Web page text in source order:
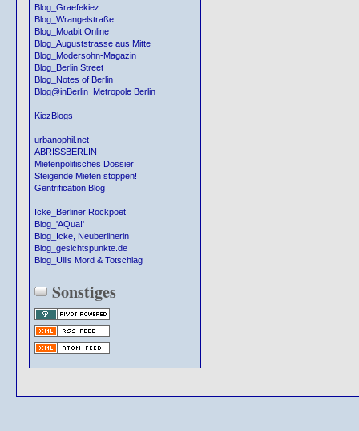
Blog_Graefekiez
Blog_Wrangelstraße
Blog_Moabit Online
Blog_Auguststrasse aus Mitte
Blog_Modersohn-Magazin
Blog_Berlin Street
Blog_Notes of Berlin
Blog@inBerlin_Metropole Berlin
KiezBlogs
urbanophil.net
ABRISSBERLIN
Mietenpolitisches Dossier
Steigende Mieten stoppen!
Gentrification Blog
Icke_Berliner Rockpoet
Blog_'AQua!'
Blog_Icke, Neuberlinerin
Blog_gesichtspunkte.de
Blog_Ullis Mord & Totschlag
Sonstiges